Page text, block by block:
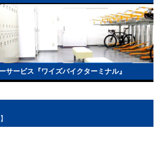
サービス『ワイズバイクターミナル』